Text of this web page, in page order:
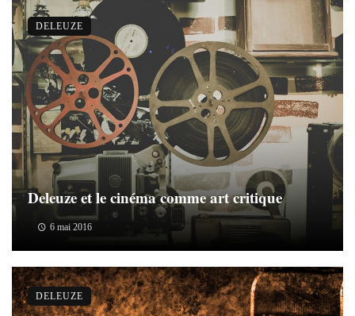
Deleuze et le cinéma comme art critique
6 mai 2016
DELEUZE
DELEUZE